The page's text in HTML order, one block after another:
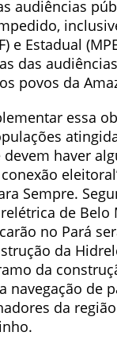
audiências
e Estadual
das
povos da
essa
haver
Sempre.
de Belo
no Pará
da
da
navegação de
da